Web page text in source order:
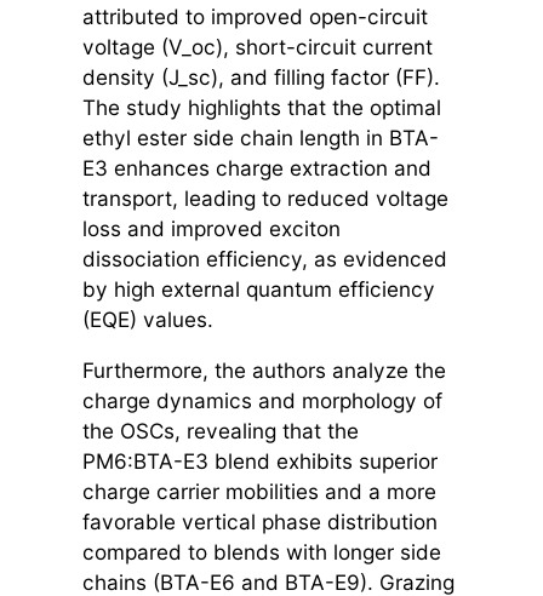
attributed to improved open-circuit
voltage (V_oc), short-circuit current
density (J_sc), and filling factor (FF).
The study highlights that the optimal
ethyl ester side chain length in BTA-
E3 enhances charge extraction and
transport, leading to reduced voltage
loss and improved exciton
dissociation efficiency, as evidenced
by high external quantum efficiency
(EQE) values.
Furthermore, the authors analyze the
charge dynamics and morphology of
the OSCs, revealing that the
PM6:BTA-E3 blend exhibits superior
charge carrier mobilities and a more
favorable vertical phase distribution
compared to blends with longer side
chains (BTA-E6 and BTA-E9). Grazing